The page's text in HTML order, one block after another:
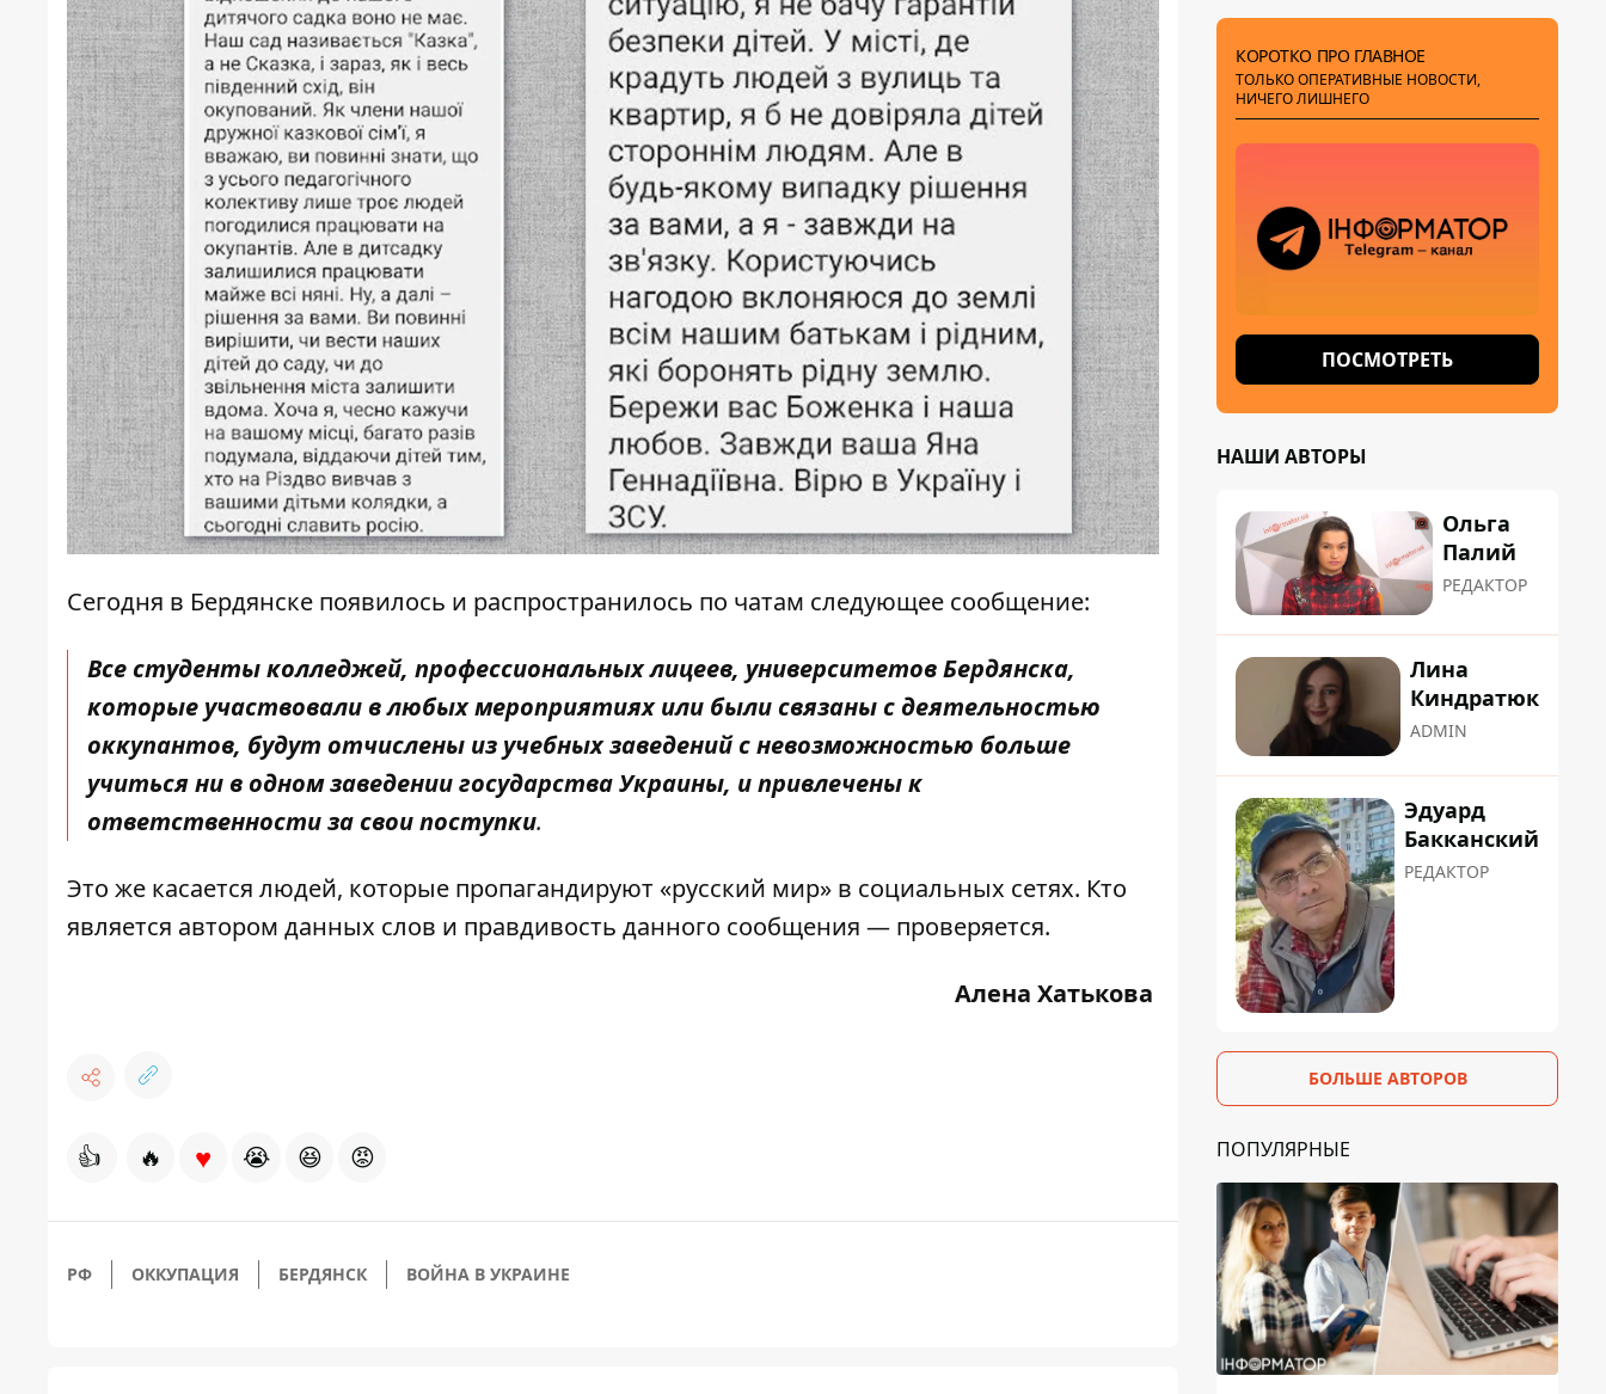
Сегодня в Бердянске появилось и распространилось по чатам следующее сообщение:
Все студенты колледжей, профессиональных лицеев, университетов Бердянска,
которые участвовали в любых мероприятиях или были связаны с деятельностью
оккупантов, будут отчислены из учебных заведений с невозможностью больше
учиться ни в одном заведении государства Украины, и привлечены к
ответственности за свои поступки.
Это же касается людей, которые пропагандируют «русский мир» в социальных сетях. Кто
является автором данных слов и правдивость данного сообщения — проверяется.
Алена Хатькова
👍 🔥 ♥ 😭 😆 😡
РФ ОККУПАЦИЯ БЕРДЯНСК ВОЙНА В УКРАИНЕ
КОРОТКО ПРО ГЛАВНОЕ
ТОЛЬКО ОПЕРАТИВНЫЕ НОВОСТИ,
НИЧЕГО ЛИШНЕГО
ПОСМОТРЕТЬ
НАШИ АВТОРЫ
Ольга
Палий
РЕДАКТОР
Лина
Киндратюк
ADMIN
Эдуард
Бакканский
РЕДАКТОР
БОЛЬШЕ АВТОРОВ
ПОПУЛЯРНЫЕ